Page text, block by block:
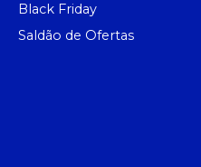
Black Friday
Saldão de Ofertas